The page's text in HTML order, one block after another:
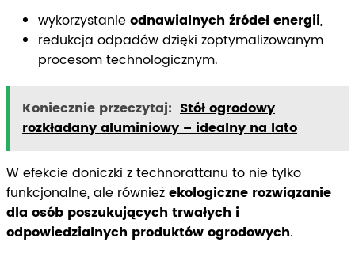
wykorzystanieodnawialnych źródeł energii,
redukcja odpadów dzięki zoptymalizowanym
procesom technologicznym.
Koniecznie przeczytaj: Stół ogrodowy
rozkładany aluminiowy – idealny na lato
W efekcie doniczki z technorattanu to nie tylko
funkcjonalne, ale równieżekologiczne rozwiązanie
dla osób poszukujących trwałych i
odpowiedzialnych produktów ogrodowych.